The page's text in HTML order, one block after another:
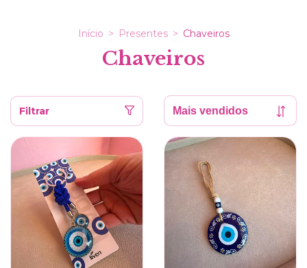
Início > Presentes > Chaveiros
Chaveiros
Filtrar